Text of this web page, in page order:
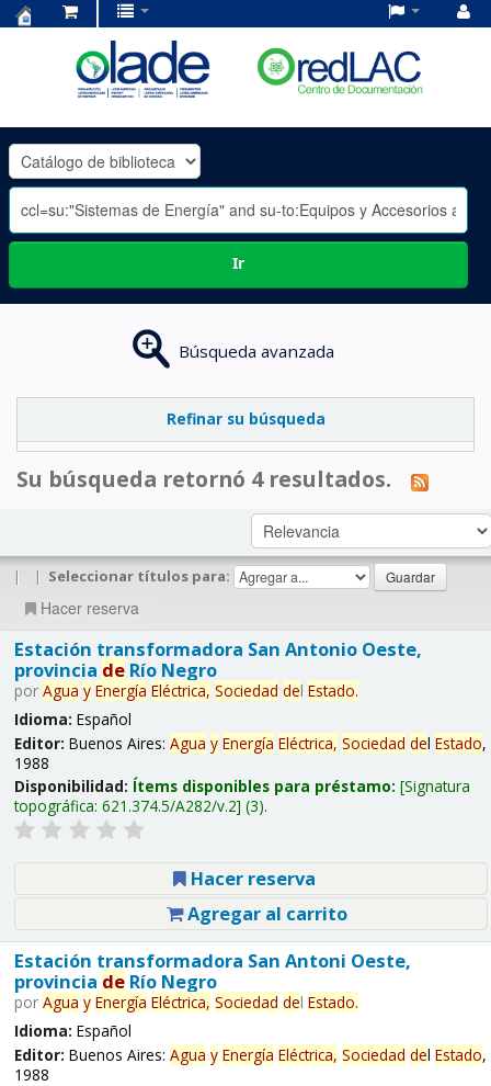
OLADE
-
Ir
Búsqueda avanzada
Refinar su búsqueda
Su búsqueda retornó 4 resultados.
| | Seleccionar títulos para:
Hacer reserva
Estación transformadora San Antonio Oeste,
provincia deRío Negro
por Agua y Energía Eléctrica, Sociedad del Estado.
Idioma: Español
Editor: Buenos Aires: Agua y Energía Eléctrica, Sociedad del Estado,
1988
Disponibilidad: Ítems disponibles para préstamo: Signatura
topográfica: 621.374.5/A282/v.2 (3).
Hacer reserva
Agregar al carrito
Estación transformadora San Antoni Oeste,
provincia deRío Negro
por Agua y Energía Eléctrica, Sociedad del Estado.
Idioma: Español
Editor: Buenos Aires: Agua y Energía Eléctrica, Sociedad del Estado,
1988